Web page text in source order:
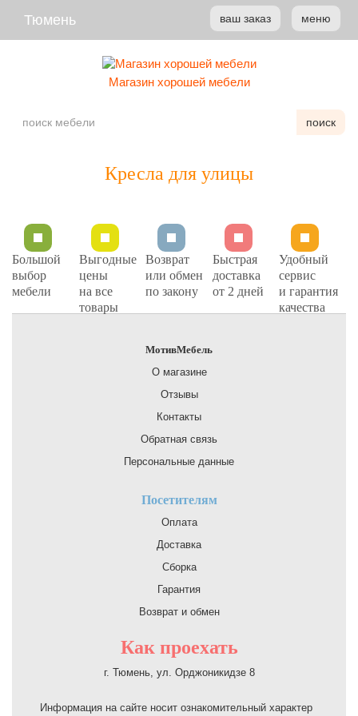
ваш заказ меню
Тюмень
Магазин хорошей мебели
поиск
Кресла для улицы
Большой
выбор
мебели
Выгодные
цены
на все
товары
Возврат
или обмен
по закону
Быстрая
доставка
от 2 дней
Удобный
сервис
и гарантия
качества
МотивМебель
О магазине
Отзывы
Контакты
Обратная связь
Персональные данные
Посетителям
Оплата
Доставка
Сборка
Гарантия
Возврат и обмен
Как проехать
г. Тюмень, ул. Орджоникидзе 8
Информация на сайте носит ознакомительный характер